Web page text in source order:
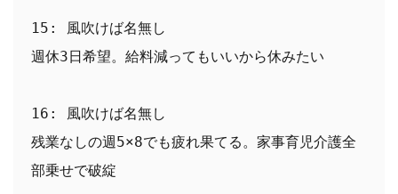
15: 風吹けば名無し
週休3日希望。給料減ってもいいから休みたい
16: 風吹けば名無し
残業なしの週5×8でも疲れ果てる。家事育児介護全
部乗せで破綻